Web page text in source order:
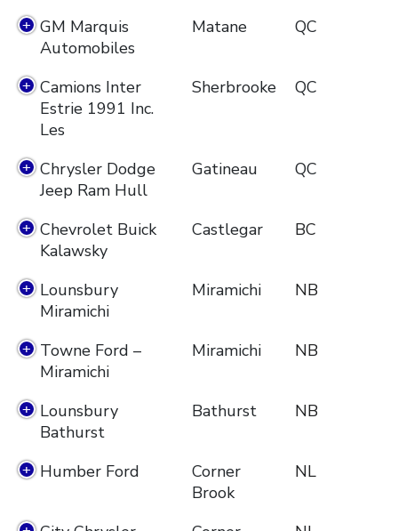
GM Marquis
Automobiles
Matane QC
Camions Inter
Estrie 1991 Inc.
Les
Sherbrooke QC
Chrysler Dodge
Jeep Ram Hull
Gatineau QC
Chevrolet Buick
Kalawsky
Castlegar BC
Lounsbury
Miramichi
Miramichi NB
Towne Ford –
Miramichi
Miramichi NB
Lounsbury
Bathurst
Bathurst NB
Humber Ford
Corner
Brook
NL